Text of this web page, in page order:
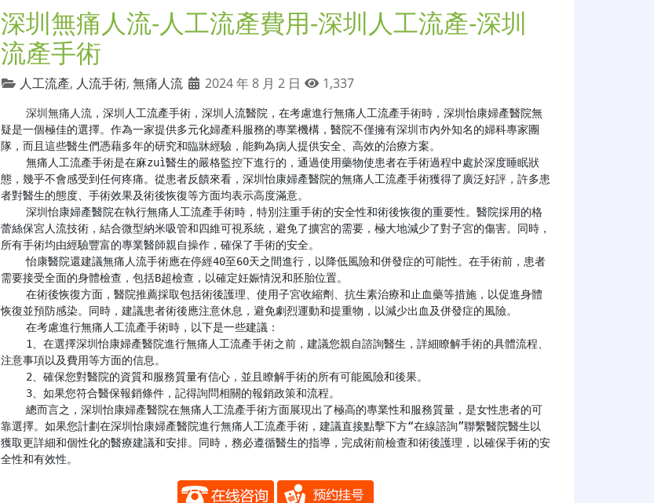
深圳無痛人流-人工流產費用-深圳人工流產-深圳
流產手術
人工流產, 人流手術, 無痛人流 2024 年 8 月 2 日 1,337
深圳無痛人流 ，深圳人工流產手術，深圳人流醫院，在考慮進行無痛人工流產手術時，深圳怡康婦產醫院無
疑是一個極佳的選擇。作為一家提供多元化婦產科服務的專業機構，醫院不僅擁有深圳市內外知名的婦科專家團
隊，而且這些醫生們憑藉多年的研究和臨牀經驗，能夠為病人提供安全、高效的治療方案。
態，幾乎不會感受到任何疼痛。從患者反饋來看，深圳怡康婦產醫院的無痛人工流產手術獲得了廣泛好評，許多患
者對醫生的態度、手術效果及術後恢復等方面均表示高度滿意。
蕾絲保宮人流技術，結合微型納米吸管和四維可視系統，避免了擴宮的需要，極大地減少了對子宮的傷害。同時，
所有手術均由經驗豐富的專業醫師親自操作，確保了手術的安全。
    怡康醫院還建議無痛人流手術應在停經40至60天之間進行，以降低風險和併發症的可能性。在手術前，患者
需要接受全面的身體檢查，包括B超檢查，以確定妊娠情況和胚胎位置。
恢復並預防感染。同時，建議患者術後應注意休息，避免劇烈運動和提重物，以減少出血及併發症的風險。
注意事項以及費用等方面的信息。
靠選擇。如果您計劃在深圳怡康婦產醫院進行無痛人工流產手術，建議直接點擊下方“在線諮詢”聯繫醫院醫生以
獲取更詳細和個性化的醫療建議和安排。同時，務必遵循醫生的指導，完成術前檢查和術後護理，以確保手術的安
全性和有效性。